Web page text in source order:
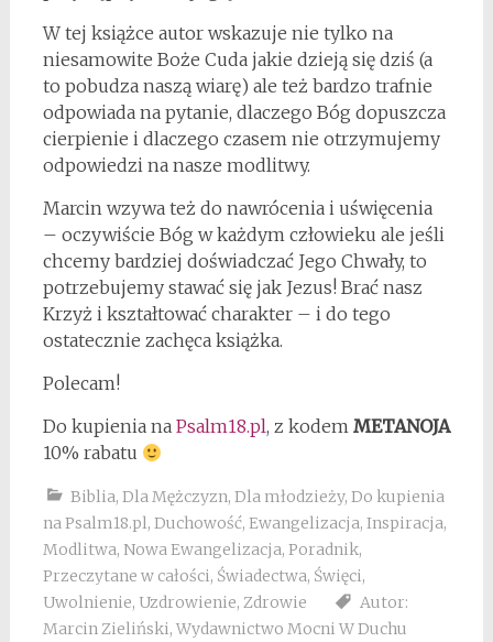
W tej książce autor wskazuje nie tylko na
niesamowite Boże Cuda jakie dzieją się dziś (a
to pobudza naszą wiarę) ale też bardzo trafnie
odpowiada na pytanie, dlaczego Bóg dopuszcza
cierpienie i dlaczego czasem nie otrzymujemy
odpowiedzi na nasze modlitwy.
Marcin wzywa też do nawrócenia i uświęcenia
– oczywiście Bóg w każdym człowieku ale jeśli
chcemy bardziej doświadczać Jego Chwały, to
potrzebujemy stawać się jak Jezus! Brać nasz
Krzyż i kształtować charakter – i do tego
ostatecznie zachęca książka.
Polecam!
Do kupienia na Psalm18.pl, z kodem METANOJA
10% rabatu
Biblia, Dla Mężczyzn, Dla młodzieży, Do kupienia
na Psalm18.pl, Duchowość, Ewangelizacja, Inspiracja,
Modlitwa, Nowa Ewangelizacja, Poradnik,
Przeczytane w całości, Świadectwa, Święci,
Uwolnienie, Uzdrowienie, Zdrowie
Autor:
Marcin Zieliński, Wydawnictwo Mocni W Duchu